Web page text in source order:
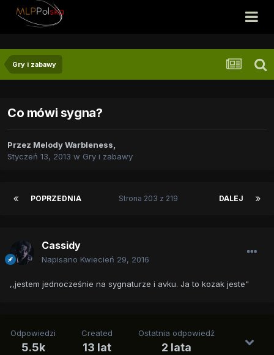
Gry i zabawy
Co mówi sygna?
Przez Melody Warbleness,
Styczeń 13, 2013 w Gry i zabawy
POPRZEDNIA DALEJ
Strona 203 z 219
Cassidy
Napisano Kwiecień 29, 2016
,,jestem jednocześnie na sygnaturze i avku. Ja to kozak jeste"
Odpowiedzi
5.5k
Created
13 lat
Ostatnia odpowiedź
2 lata